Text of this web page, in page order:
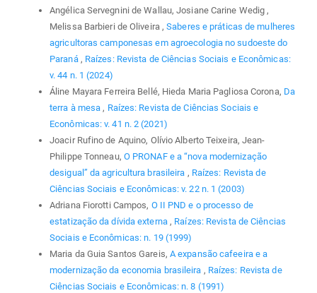
Angélica Servegnini de Wallau, Josiane Carine Wedig ,
Melissa Barbieri de Oliveira ,Saberes e práticas de mulheres
agricultoras camponesas em agroecologia no sudoeste do
Paraná , Raízes: Revista de Ciências Sociais e Econômicas:
v. 44 n. 1 (2024)
Áline Mayara Ferreira Bellé, Hieda Maria Pagliosa Corona, Da
terra à mesa, Raízes: Revista de Ciências Sociais e
Econômicas: v. 41 n. 2 (2021)
Joacir Rufino de Aquino, Olívio Alberto Teixeira, Jean-
Philippe Tonneau, O PRONAF e a “nova modernização
desigual” da agricultura brasileira , Raízes: Revista de
Ciências Sociais e Econômicas: v. 22 n. 1 (2003)
Adriana Fiorotti Campos, O II PND e o processo de
estatização da dívida externa, Raízes: Revista de Ciências
Sociais e Econômicas: n. 19 (1999)
Maria da Guia Santos Gareis, A expansão cafeeira e a
modernização da economia brasileira , Raízes: Revista de
Ciências Sociais e Econômicas: n. 8 (1991)